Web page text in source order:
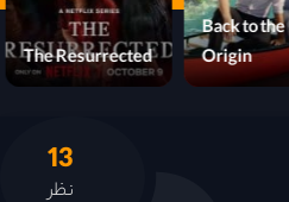
Back to the
Origin
The Resurrected
13
نظر